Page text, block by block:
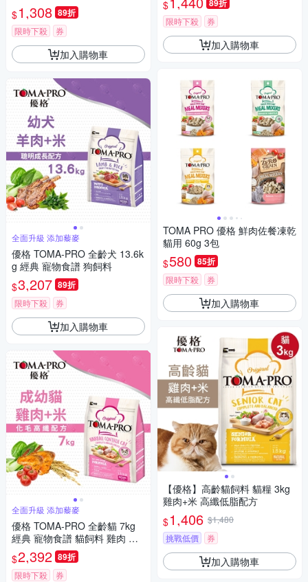
種魚 天然糧
$1,308 89折
限時下殺 券
加入購物車
全面升級 添加藜麥
優格 TOMA-PRO 全齡犬 13.6k
g 經典 寵物食譜 狗飼料
$3,207 89折
限時下殺 券
加入購物車
全面升級 添加藜麥
優格 TOMA-PRO 全齡貓 7kg
經典 寵物食譜 貓飼料 雞肉 米
天然糧
$2,392 89折
限時下殺 券
$ 89折
限時下殺 券
加入購物車
TOMA PRO 優格 鮮肉佐餐凍乾
貓用 60g 3包
$580 85折
限時下殺 券
加入購物車
【優格】高齡貓飼料 貓糧 3kg
雞肉+米 高纖低脂配方
$1,406 $1,480
挑戰低價
券
加入購物車